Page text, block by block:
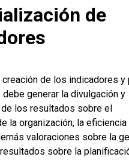
de
creación de los indicadores y
debe generar la divulgación y
los resultados sobre el
la organización, la
valoraciones sobre la
sobre la